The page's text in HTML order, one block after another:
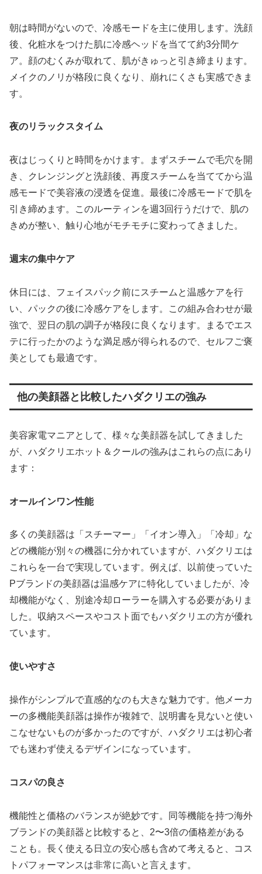
朝は時間がないので、冷感モードを主に使用します。洗顔
後、化粧水をつけた肌に冷感ヘッドを当てて約3分間ケ
ア。顔のむくみが取れて、肌がきゅっと引き締まります。
メイクのノリが格段に良くなり、崩れにくさも実感できま
す。
夜のリラックスタイム
夜はじっくりと時間をかけます。まずスチームで毛穴を開
き、クレンジングと洗顔後、再度スチームを当ててから温
感モードで美容液の浸透を促進。最後に冷感モードで肌を
引き締めます。このルーティンを週3回行うだけで、肌の
きめが整い、触り心地がモチモチに変わってきました。
週末の集中ケア
休日には、フェイスパック前にスチームと温感ケアを行
い、パックの後に冷感ケアをします。この組み合わせが最
強で、翌日の肌の調子が格段に良くなります。まるでエス
テに行ったかのような満足感が得られるので、セルフご褒
美としても最適です。
他の美顔器と比較したハダクリエの強み
美容家電マニアとして、様々な美顔器を試してきました
が、ハダクリエホット＆クールの強みはこれらの点にあり
ます：
オールインワン性能
多くの美顔器は「スチーマー」「イオン導入」「冷却」な
どの機能が別々の機器に分かれていますが、ハダクリエは
これらを一台で実現しています。例えば、以前使っていた
Pブランドの美顔器は温感ケアに特化していましたが、冷
却機能がなく、別途冷却ローラーを購入する必要がありま
した。収納スペースやコスト面でもハダクリエの方が優れ
ています。
使いやすさ
操作がシンプルで直感的なのも大きな魅力です。他メーカ
ーの多機能美顔器は操作が複雑で、説明書を見ないと使い
こなせないものが多かったのですが、ハダクリエは初心者
でも迷わず使えるデザインになっています。
コスパの良さ
機能性と価格のバランスが絶妙です。同等機能を持つ海外
ブランドの美顔器と比較すると、2〜3倍の価格差がある
ことも。長く使える日立の安心感も含めて考えると、コス
トパフォーマンスは非常に高いと言えます。